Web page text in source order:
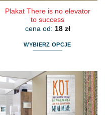
Plakat There is no elevator
to success
cena od: 18 zł
WYBIERZ OPCJE
ma
wiele
wariantów.
Opcje